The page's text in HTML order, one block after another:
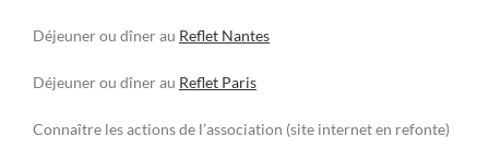
Déjeuner ou dîner au Reflet Nantes
Déjeuner ou dîner au Reflet Paris
Connaître les actions de l’association (site internet en refonte)